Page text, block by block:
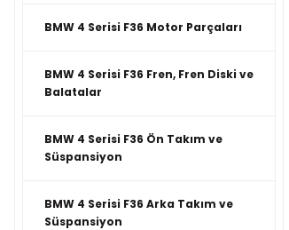
BMW 4 Serisi F36 Motor Parçaları
BMW 4 Serisi F36 Fren, Fren Diski ve
Balatalar
BMW 4 Serisi F36 Ön Takım ve
Süspansiyon
BMW 4 Serisi F36 Arka Takım ve
Süspansiyon